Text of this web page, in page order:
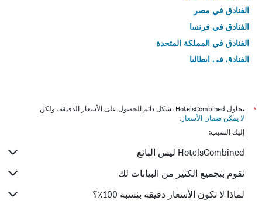
الفنادق في مصر
الفنادق في فرنسا
الفنادق في المملكة المتحدة
الفنادق في إيطاليا
*
يحاول HotelsCombined بشكل دائم الحصول على الأسعار الدقيقة، ولكن
لا يمكن ضمان الأسعار .
إليك السبب:
HotelsCombined ليس البائع
نقوم بتجميع الكثير من البيانات لك
لماذا لا تكون الأسعار دقيقة بنسبة 100٪؟